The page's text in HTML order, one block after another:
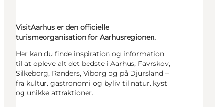
VisitAarhus er den officielle
turismeorganisation for Aarhusregionen.
Her kan du finde inspiration og information
til at opleve alt det bedste i Aarhus, Favrskov,
Silkeborg, Randers, Viborg og på Djursland –
fra kultur, gastronomi og byliv til natur, kyst
og unikke attraktioner.